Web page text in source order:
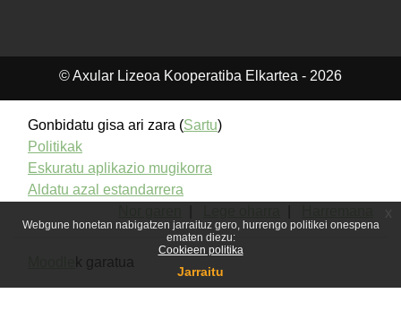
Webgune honetan nabigatzen jarraituz gero, hurrengo politikei onespena
ematen diezu:
Cookieen politika
Jarraitu
© Axular Lizeoa Kooperatiba Elkartea - 2026
Gonbidatu gisa ari zara (Sartu)
Politikak
Eskuratu aplikazio mugikorra
Aldatu azal estandarrera
k garatua